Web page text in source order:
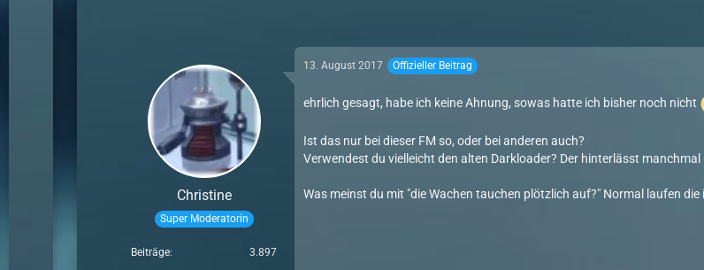
Christine
Super Moderatorin
Beiträge 3.897
13. August 2017 Offizieller Beitrag
ehrlich gesagt, habe ich keine Ahnung, sowas hatte ich bisher noch nicht
Ist das nur bei dieser FM so, oder bei anderen auch?
Verwendest du vielleicht den alten Darkloader? Der hinterlässt
Was meinst du mit "die Wachen tauchen plötzlich auf?" Normal laufen die